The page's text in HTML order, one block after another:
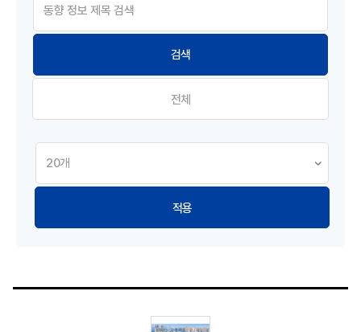
전체
적용